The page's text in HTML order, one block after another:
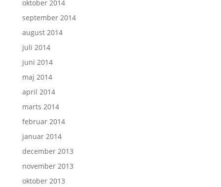
oktober 2014
september 2014
august 2014
juli 2014
juni 2014
maj 2014
april 2014
marts 2014
februar 2014
januar 2014
december 2013
november 2013
oktober 2013